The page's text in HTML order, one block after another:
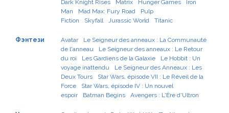
Dark Knight Rises
Matrix Hunger Games
Iron
Man
Mad Max: Fury Road
Pulp
Fiction
Skyfall Jurassic World Titanic
Фэнтези Avatar
Le Seigneur des anneaux : La Communauté
de l'anneau
Le Seigneur des anneaux : Le Retour
du roi
Les Gardiens de la Galaxie
Le Hobbit : Un
voyage inattendu
Le Seigneur des Anneaux : Les
Deux Tours
Star Wars, épisode VII : Le Réveil de la
Force
Star Wars, épisode IV : Un nouvel
espoir
Batman Begins Avengers : L'Ère d'Ultron